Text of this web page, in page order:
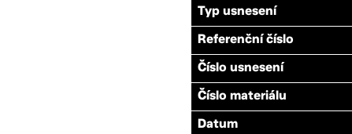
Typ usnesení
Referenční číslo
Číslo usnesení
Číslo materiálu
Datum